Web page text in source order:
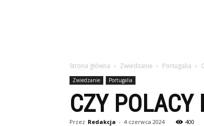
Strona główna Zwiedzanie Portugalia
Zwiedzanie Portugalia
CZY POLACY
Przez Redakcja - 4 czerwca 2024 400